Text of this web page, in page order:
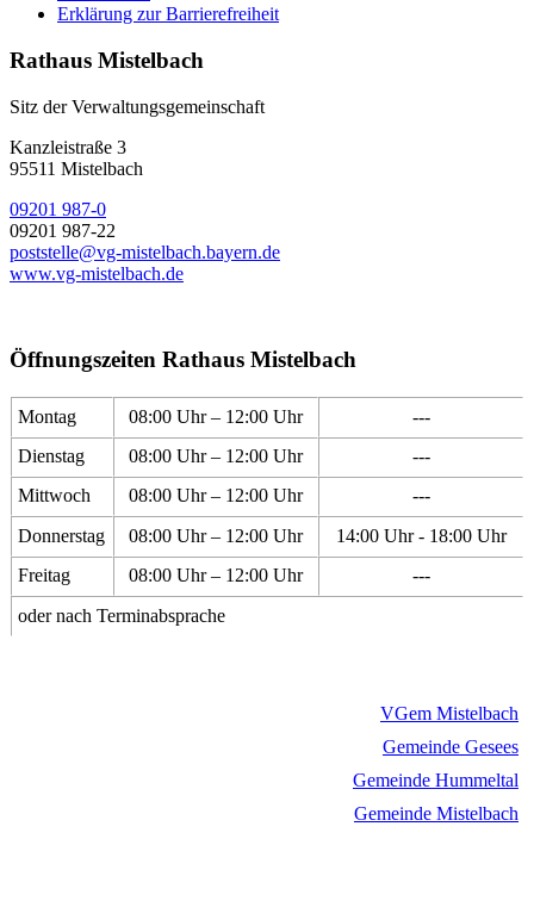
Erklärung zur Barrierefreiheit
Rathaus Mistelbach
Sitz der Verwaltungsgemeinschaft
Kanzleistraße 3
95511 Mistelbach
09201 987-0
09201 987-22
poststelle@vg-mistelbach.bayern.de
www.vg-mistelbach.de
Öffnungszeiten Rathaus Mistelbach
Montag 08:00 Uhr – 12:00 Uhr
---
Dienstag
08:00 Uhr – 12:00 Uhr
---
Mittwoch
08:00 Uhr – 12:00 Uhr
---
Donnerstag
08:00 Uhr – 12:00 Uhr
14:00 Uhr - 18:00 Uhr
Freitag
08:00 Uhr – 12:00 Uhr
---
oder nach Terminabsprache
VGem Mistelbach
Gemeinde Gesees
Gemeinde Hummeltal
Gemeinde Mistelbach